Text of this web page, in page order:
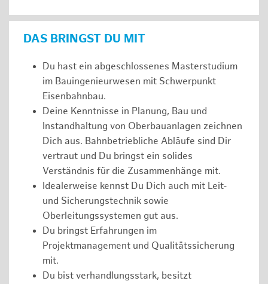
DAS BRINGST DU MIT
Du hast ein abgeschlossenes Masterstudium
im Bauingenieurwesen mit Schwerpunkt
Eisenbahnbau.
Deine Kenntnisse in Planung, Bau und
Instandhaltung von Oberbauanlagen zeichnen
Dich aus. Bahnbetriebliche Abläufe sind Dir
vertraut und Du bringst ein solides
Verständnis für die Zusammenhänge mit.
Idealerweise kennst Du Dich auch mit Leit-
und Sicherungstechnik sowie
Oberleitungssystemen gut aus.
Du bringst Erfahrungen im
Projektmanagement und Qualitätssicherung
mit.
Du bist verhandlungsstark, besitzt